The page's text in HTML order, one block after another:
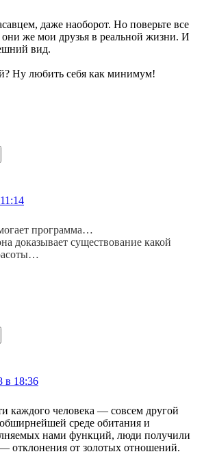
даже наоборот. Но поверьте все
же мои друзья в реальной жизни. И
вид.
Ну любить себя как минимум!
программа…
доказывает существование какой
в 18:36
каждого человека — совсем другой
среде обитания и
нами функций, люди получили
отклонения от золотых отношений.